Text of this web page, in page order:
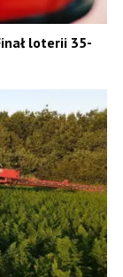
loterii 35-